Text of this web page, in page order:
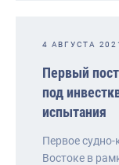
4 АВГУСТА
Первый
под
испытания
Первое
Востоке в